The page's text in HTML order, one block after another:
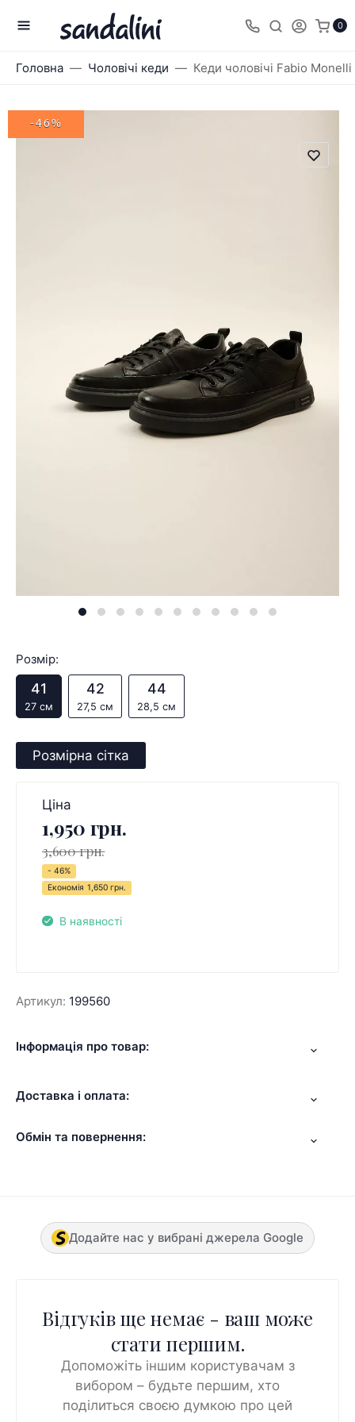
0
Головна Чоловічі кеди Кеди чоловічі Fabio
-46%
Розмір:
41
27 см
42
27,5 см
44
28,5 см
Розмірна сітка
Ціна
1,950 грн.
3,600 грн.
- 46%
Економія 1,650 грн.
В наявності
Артикул: 199560
Інформація про товар:
Доставка і оплата:
Обмін та повернення:
Додайте нас у вибрані джерела Google
Відгуків ще немає - ваш може
стати першим.
Допоможіть іншим користувачам з
вибором – будьте першим, хто
поділиться своєю думкою про цей